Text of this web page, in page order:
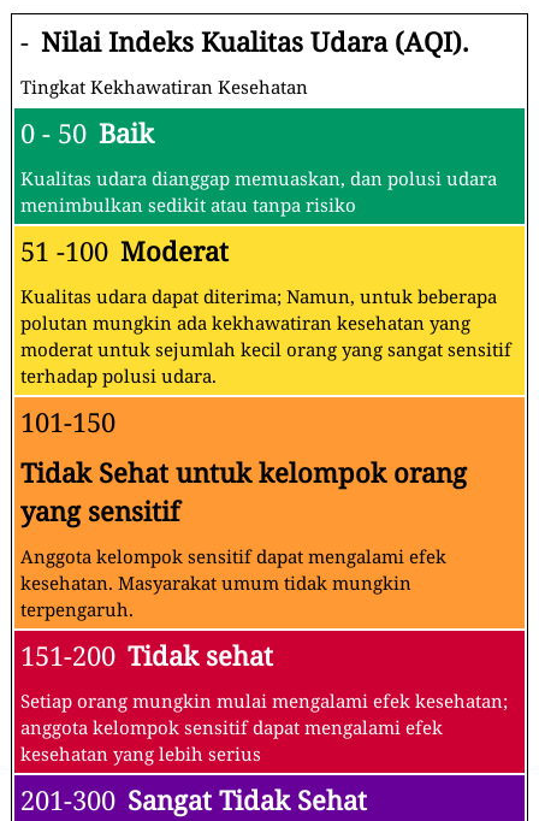
- Nilai Indeks Kualitas Udara (AQI).
Tingkat Kekhawatiran Kesehatan
0 - 50 Baik
Kualitas udara dianggap memuaskan, dan polusi udara
menimbulkan sedikit atau tanpa risiko
51 -100 Moderat
Kualitas udara dapat diterima; Namun, untuk beberapa
polutan mungkin ada kekhawatiran kesehatan yang
moderat untuk sejumlah kecil orang yang sangat sensitif
terhadap polusi udara.
101-150
Tidak Sehat untuk kelompok orang
yang sensitif
Anggota kelompok sensitif dapat mengalami efek
kesehatan. Masyarakat umum tidak mungkin
terpengaruh.
151-200 Tidak sehat
Setiap orang mungkin mulai mengalami efek kesehatan;
anggota kelompok sensitif dapat mengalami efek
kesehatan yang lebih serius
201-300 Sangat Tidak Sehat